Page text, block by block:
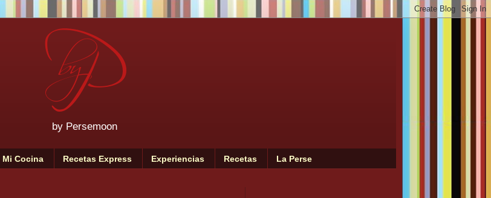
by Persemoon
Mi Cocina Recetas Express Experiencias Recetas La Perse